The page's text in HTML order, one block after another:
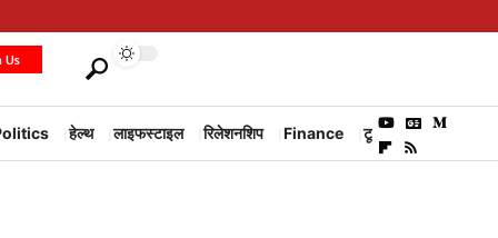
Us
हेल्थ लाइफस्टाइल रिलेशनशिप Finance टूरिज्म